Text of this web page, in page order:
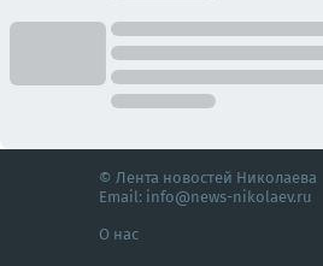
© Лента новостей Николаева
Email: info@news-nikolaev.ru
О нас